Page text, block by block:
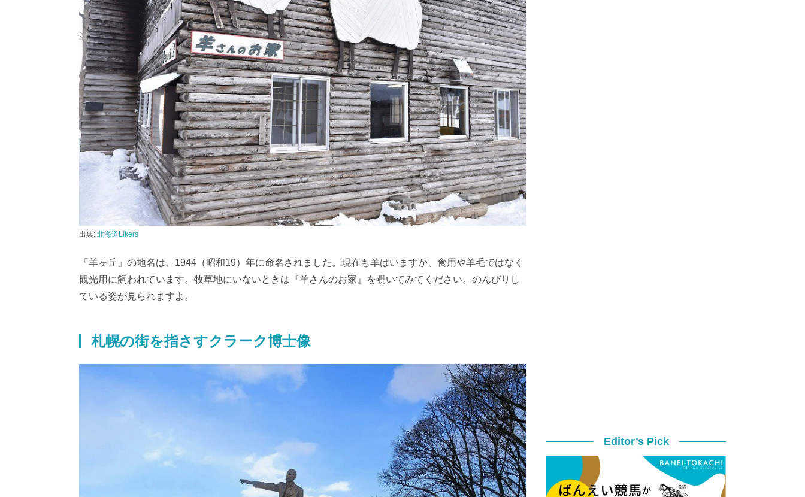
出典: 北海道Likers
「羊ヶ丘」の地名は、1944（昭和19）年に命名されました。現在も羊はいますが、食用や羊毛ではなく
観光用に飼われています。牧草地にいないときは『羊さんのお家』を覗いてみてください。のんびりし
ている姿が見られますよ。
札幌の街を指さすクラーク博士像
Editor’s Pick